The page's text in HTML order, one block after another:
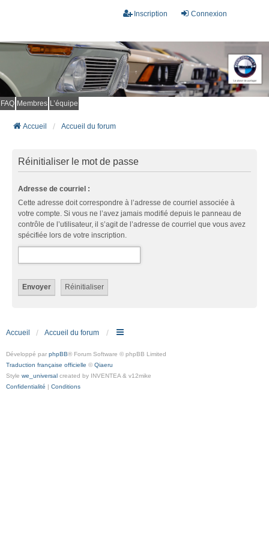
Connexion
Inscription
FAQ Membres L’équipe
Accueil Accueil du forum
Réinitialiser le mot de passe
Adresse de courriel :
Cette adresse doit correspondre à l’adresse de courriel associée à
votre compte. Si vous ne l’avez jamais modifié depuis le panneau de
contrôle de l’utilisateur, il s’agit de l’adresse de courriel que vous avez
spécifiée lors de votre inscription.
Accueil Accueil du forum
Développé par phpBB® Forum Software © phpBB Limited
Traduction française officielle © Qiaeru
Style we_universal created by INVENTEA & v12mike
Confidentialité | Conditions